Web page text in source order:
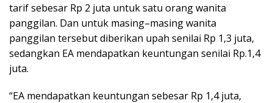
tarif sebesar Rp 2 juta untuk satu orang wanita
panggilan. Dan untuk masing–masing wanita
panggilan tersebut diberikan upah senilai Rp 1,3 juta,
sedangkan EA mendapatkan keuntungan senilai Rp.1,4
juta.
“EA mendapatkan keuntungan sebesar Rp 1,4 juta,